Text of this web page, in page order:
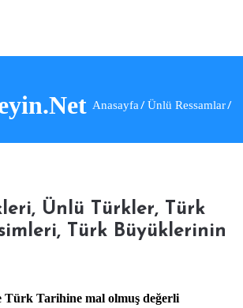
Anasayfa Ünlü Ressamlar
Ünlü Türkler, Türk
Türk Büyüklerinin
Tarihine mal olmuş değerli